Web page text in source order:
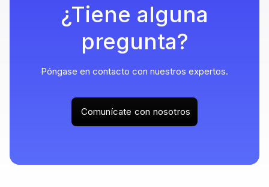
¿Tiene alguna
pregunta?
Póngase en contacto con nuestros expertos.
Comunícate con nosotros